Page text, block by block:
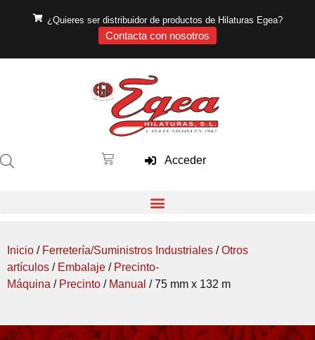
¿Quieres ser distribuidor de productos de Hilaturas Egea?
Contacta con nosotros
Acceder
Inicio / Ferretería/Suministros Industriales /Otros
artículos / Embalaje / Precinto-
Máquina / Precinto / Manual / 75 mm x 132 m